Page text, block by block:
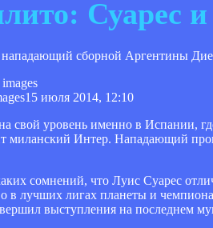
Суарес
сборной Аргентины
15 июля 2014, 12:10
уровень именно в Испании,
миланский Интер. Нападающий
сомнений, что Луис Суарес
в лучших лигах планеты и
выступления на последнем